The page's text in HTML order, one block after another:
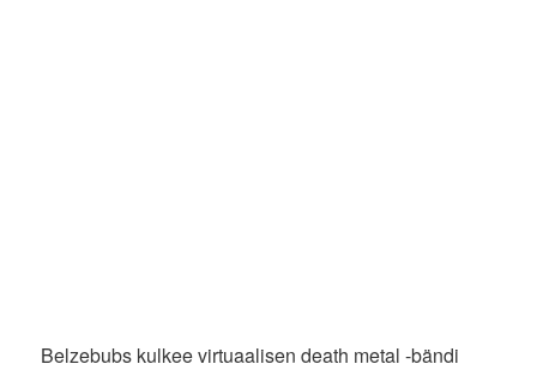
Belzebubs kulkee virtuaalisen death metal -bändi